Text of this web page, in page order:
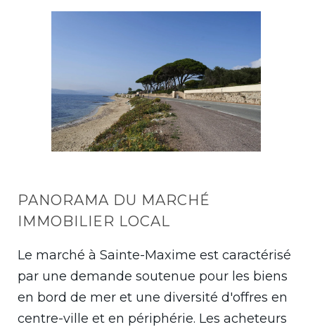
PANORAMA DU MARCHÉ
IMMOBILIER LOCAL
Le marché à Sainte-Maxime est caractérisé
par une demande soutenue pour les biens
en bord de mer et une diversité d'offres en
centre-ville et en périphérie. Les acheteurs